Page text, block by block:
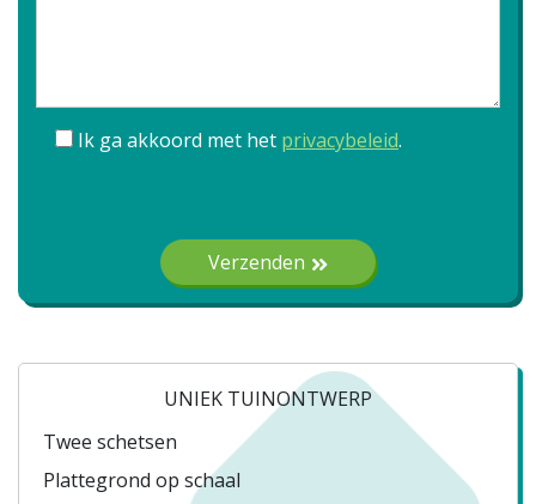
Ik ga akkoord met het privacybeleid.
Gelieve dit veld leeg te laten.
Verzenden
UNIEK TUINONTWERP
Twee schetsen
Plattegrond op schaal